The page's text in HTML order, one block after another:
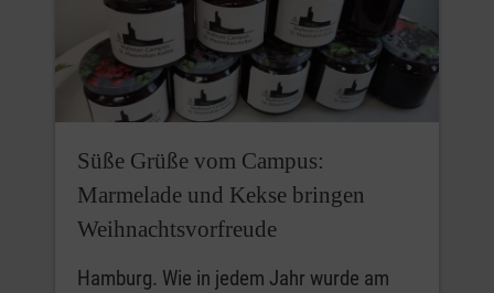
Süße Grüße vom Campus:
Marmelade und Kekse bringen
Weihnachtsvorfreude
Hamburg. Wie in jedem Jahr wurde am